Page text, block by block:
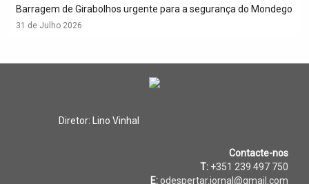
Barragem de Girabolhos urgente para a segurança do Mondego
31 de Julho 2026
Diretor: Lino Vinhal
Contacte-nos
T: +351 239 497 750
E: odespertar.jornal@gmail.com